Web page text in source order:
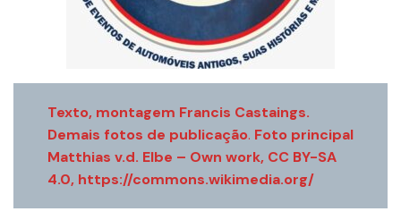
Texto, montagem Francis Castaings.
Demais fotos de publicação. Foto principal
Matthias v.d. Elbe – Own work, CC BY-SA
4.0, https://commons.wikimedia.org/